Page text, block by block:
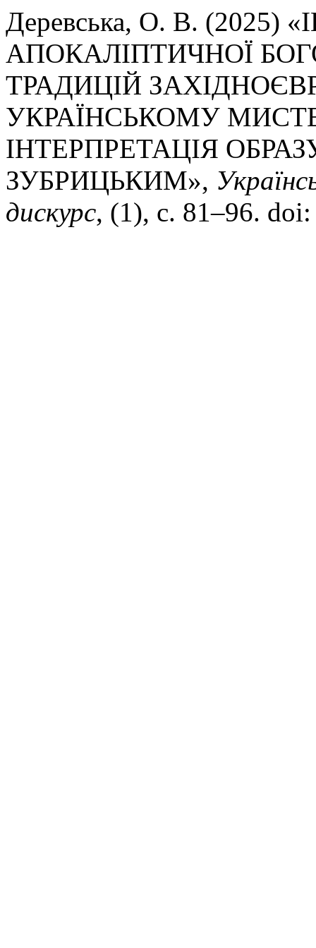
Деревська, О. В. (2025)
АПОКАЛІПТИЧНОЇ
ТРАДИЦІЙ
УКРАЇНСЬКОМУ
ІНТЕРПРЕТАЦІЯ
ЗУБРИЦЬКИМ»,
дискурс, (1), с. 81–96.